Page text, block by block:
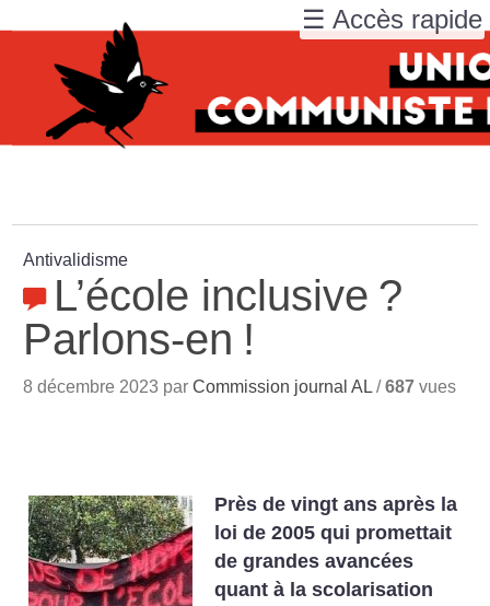
Antivalidisme
L’école inclusive ?
Parlons-en !
8 décembre 2023 parCommission journal AL /687 vues
Près de vingt ans après la
loi de 2005 qui promettait
de grandes avancées
quant à la scolarisation
☰ Accès rapide